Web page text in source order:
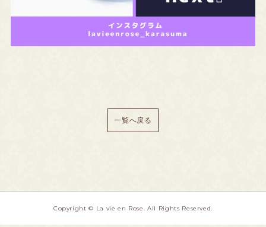
一覧へ戻る
Copyright © La vie en Rose. All Rights Reserved.